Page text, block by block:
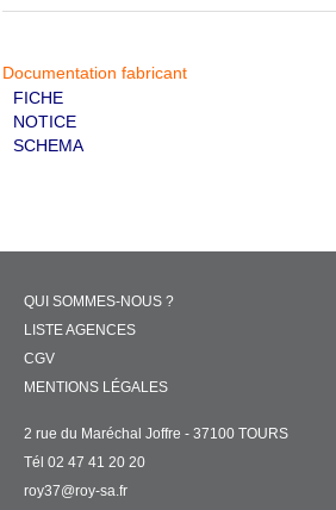
Documentation fabricant
FICHE
NOTICE
SCHEMA
QUI SOMMES-NOUS ?
LISTE AGENCES
CGV
MENTIONS LÉGALES
2 rue du Maréchal Joffre - 37100 TOURS
Tél 02 47 41 20 20
roy37@roy-sa.fr